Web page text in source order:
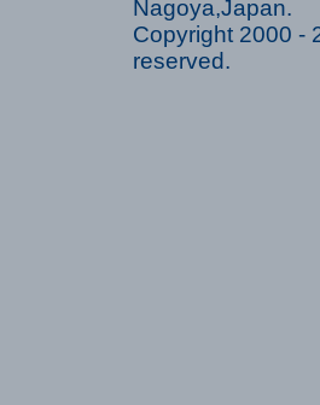
Nagoya,Japan.
Copyright 2000 -
reserved.